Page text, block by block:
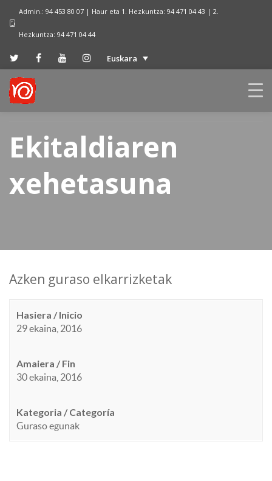
Admin.: 94 453 80 07 | Haur eta 1. Hezkuntza: 94 471 04 43 | 2.
Hezkuntza: 94 471 04 44
Euskara
Ekitaldiaren
xehetasuna
Azken guraso elkarrizketak
Hasiera / Inicio
29 ekaina, 2016
Amaiera / Fin
30 ekaina, 2016
Kategoria / Categoría
Guraso egunak